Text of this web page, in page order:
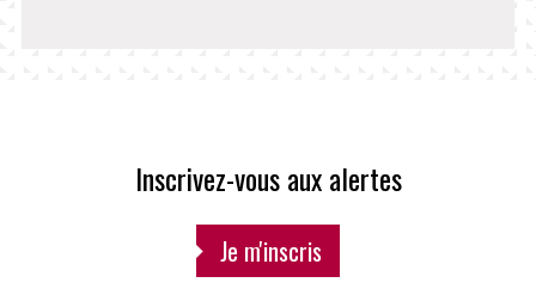
Inscrivez-vous aux alertes
Je m'inscris